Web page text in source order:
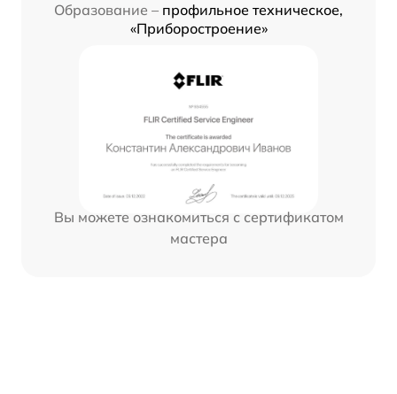
Образование – профильное техническое,
«Приборостроение»
Вы можете ознакомиться с сертификатом
мастера